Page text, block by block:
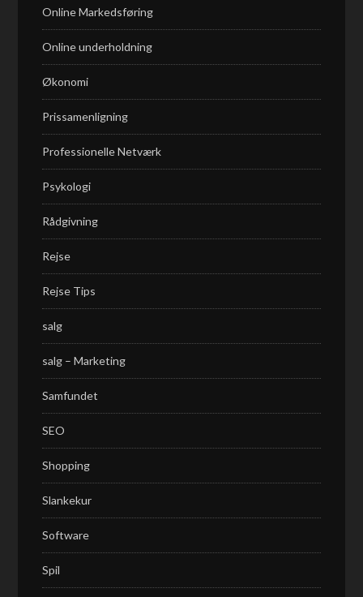
Online Markedsføring
Online underholdning
Økonomi
Prissamenligning
Professionelle Netværk
Psykologi
Rådgivning
Rejse
Rejse Tips
salg
salg – Marketing
Samfundet
SEO
Shopping
Slankekur
Software
Spil